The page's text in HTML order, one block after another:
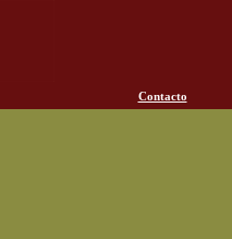
Contacto